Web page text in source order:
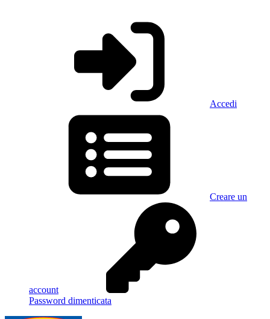
Accedi
Creare un
account
Password dimenticata